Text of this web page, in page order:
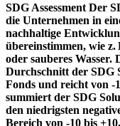
SDG Assessment Der
die Unternehmen in
nachhaltige
übereinstimmen, wie
oder sauberes Wasser.
Durchschnitt der SDG
Fonds und reicht von -
summiert der SDG
den niedrigsten
Bereich von -10 bis +10.